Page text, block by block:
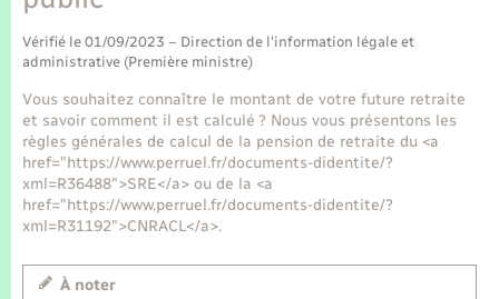
Sécurité - Prévention
Transports
Voirie et espace public
Vérifié le 01/09/2023 – Direction de l'information légale et
administrative (Première ministre)
Vous souhaitez connaître le montant de votre future retraite
et savoir comment il est calculé ? Nous vous présentons les
règles générales de calcul de la pension de retraite du <a
href="https://www.perruel.fr/documents-didentite/?
xml=R36488">SRE</a> ou de la <a
href="https://www.perruel.fr/documents-didentite/?
xml=R31192">CNRACL</a>.
À noter